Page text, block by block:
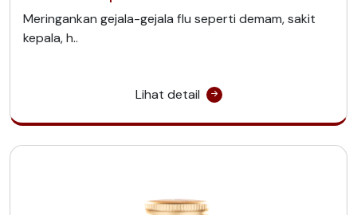
Meringankan gejala-gejala flu seperti demam, sakit
kepala, h..
Lihat detail